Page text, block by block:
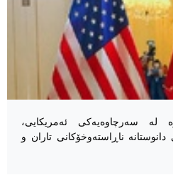
لە سەرچاوەیەکی ئەمریکایی،
ناڕاستەوخۆکانی تاران و